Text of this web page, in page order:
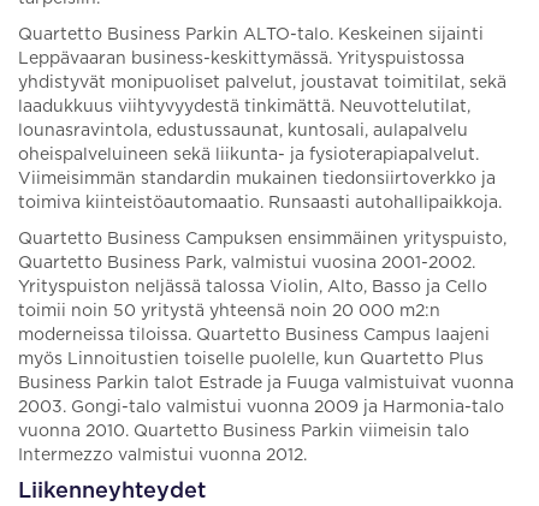
Quartetto Business Parkin ALTO-talo. Keskeinen sijainti
Leppävaaran business-keskittymässä. Yrityspuistossa
yhdistyvät monipuoliset palvelut, joustavat toimitilat, sekä
laadukkuus viihtyvyydestä tinkimättä. Neuvottelutilat,
lounasravintola, edustussaunat, kuntosali, aulapalvelu
oheispalveluineen sekä liikunta- ja fysioterapiapalvelut.
Viimeisimmän standardin mukainen tiedonsiirtoverkko ja
toimiva kiinteistöautomaatio. Runsaasti autohallipaikkoja.
Quartetto Business Campuksen ensimmäinen yrityspuisto,
Quartetto Business Park, valmistui vuosina 2001-2002.
Yrityspuiston neljässä talossa Violin, Alto, Basso ja Cello
toimii noin 50 yritystä yhteensä noin 20 000 m2:n
moderneissa tiloissa. Quartetto Business Campus laajeni
myös Linnoitustien toiselle puolelle, kun Quartetto Plus
Business Parkin talot Estrade ja Fuuga valmistuivat vuonna
2003. Gongi-talo valmistui vuonna 2009 ja Harmonia-talo
vuonna 2010. Quartetto Business Parkin viimeisin talo
Intermezzo valmistui vuonna 2012.
Liikenneyhteydet